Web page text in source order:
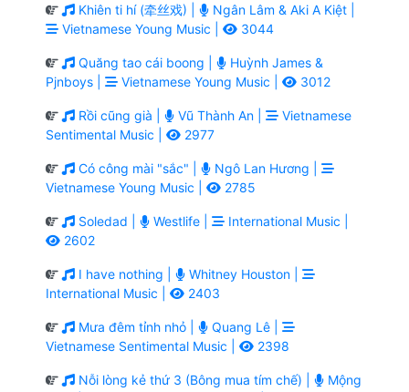
Khiên ti hí (牵丝戏) |
Ngân Lâm & Aki A Kiệt |
Vietnamese Young Music |
3044
Quăng tao cái boong |
Huỳnh James &
Pjnboys |
Vietnamese Young Music | 3012
Rồi cũng già | Vũ Thành An |
Vietnamese
Sentimental Music |
2977
Có công mài "sắc" |
Ngô Lan Hương |
Vietnamese Young Music |
2785
Soledad | Westlife |
International Music |
2602
I have nothing |
Whitney Houston |
International Music |
2403
Mưa đêm tỉnh nhỏ |
Quang Lê |
Vietnamese Sentimental Music |
2398
Nỗi lòng kẻ thứ 3 (Bông mua tím chế) |
Mộng